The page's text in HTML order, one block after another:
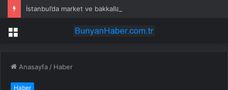
Menü
Anasayfa / Haber
Haber